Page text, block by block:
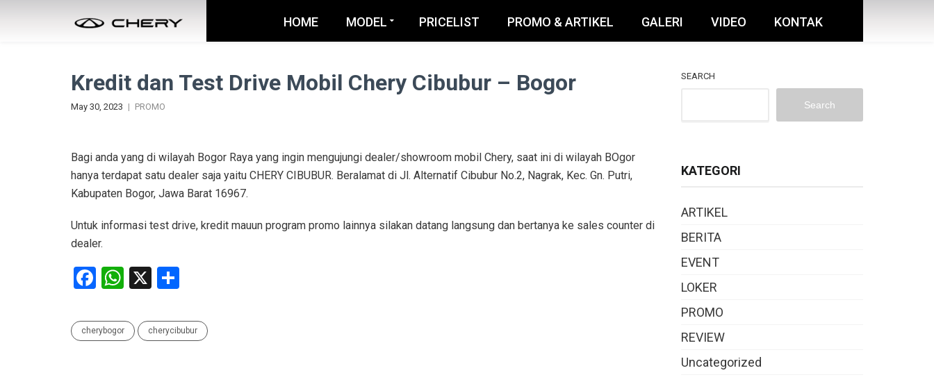
HOME MODEL PRICELIST PROMO & ARTIKEL GALERI VIDEO KONTAK
Kredit dan Test Drive Mobil Chery Cibubur – Bogor
May 30, 2023 PROMO
Bagi anda yang di wilayah Bogor Raya yang ingin mengujungi dealer/showroom mobil Chery, saat ini di wilayah BOgor
hanya terdapat satu dealer saja yaitu CHERY CIBUBUR. Beralamat di Jl. Alternatif Cibubur No.2, Nagrak, Kec. Gn. Putri,
Kabupaten Bogor, Jawa Barat 16967.
Untuk informasi test drive, kredit mauun program promo lainnya silakan datang langsung dan bertanya ke sales counter di
dealer.
Facebook
WhatsApp
X
cherybogor cherycibubur
SEARCH
Search
KATEGORI
ARTIKEL
BERITA
EVENT
LOKER
PROMO
REVIEW
Uncategorized